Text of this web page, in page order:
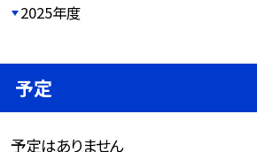
2025年度
予定
予定はありません